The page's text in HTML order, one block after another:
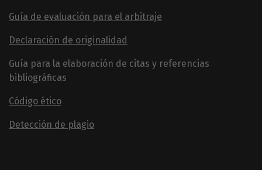
Guía de evaluación para el arbitraje
Declaración de originalidad
Guía para la elaboración de citas y referencias
bibliográficas
Código ético
Detección de plagio